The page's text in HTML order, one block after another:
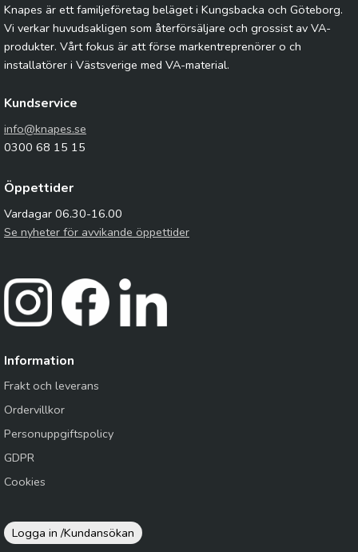
Knapes är ett familjeföretag beläget i Kungsbacka och Göteborg.
Vi verkar huvudsakligen som återförsäljare och grossist av VA-
produkter. Vårt fokus är att förse markentreprenörer o ch
installatörer i Västsverige med VA-material.
Kundservice
info@knapes.se
0300 68 15 15
Öppettider
Vardagar 06.30-16.00
Se nyheter för avvikande öppettider
Information
Frakt och leverans
Ordervillkor
Personuppgiftspolicy
GDPR
Cookies
Logga in /Kundansökan